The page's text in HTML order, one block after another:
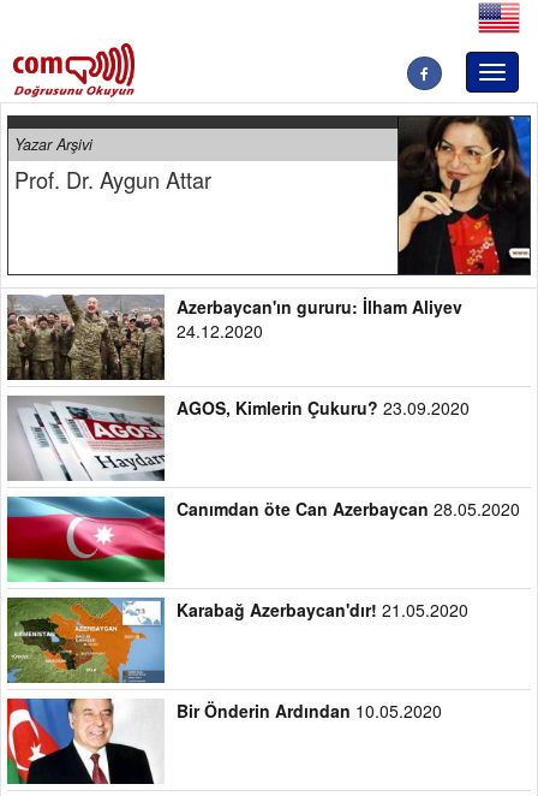
Yazar Arşivi
Prof. Dr. Aygun Attar
Azerbaycan'ın gururu: İlham Aliyev
24.12.2020
AGOS, Kimlerin Çukuru? 23.09.2020
Canımdan öte Can Azerbaycan 28.05.2020
Karabağ Azerbaycan'dır! 21.05.2020
Bir Önderin Ardından 10.05.2020